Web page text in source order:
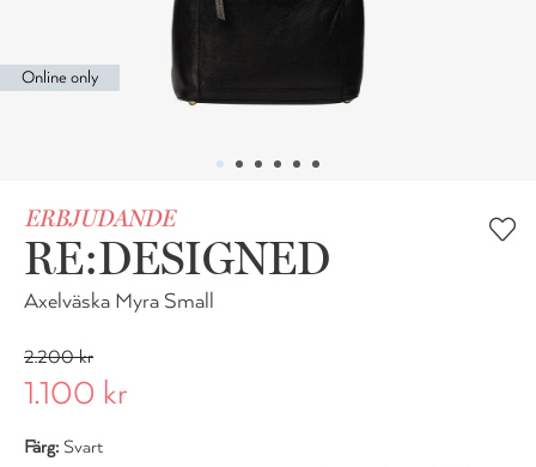
Online only
ERBJUDANDE
RE:DESIGNED
Axelväska Myra Small
2.200 kr
1.100 kr
Färg: Svart